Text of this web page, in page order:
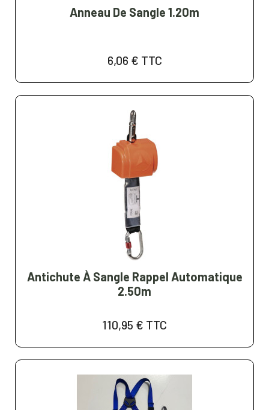
Anneau De Sangle 1.20m
6,06 € TTC
Antichute À Sangle Rappel Automatique
2.50m
110,95 € TTC